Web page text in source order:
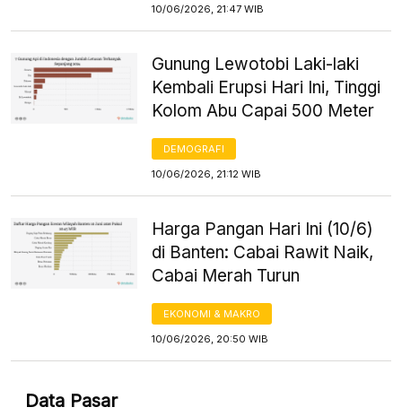
10/06/2026, 21:47 WIB
Gunung Lewotobi Laki-laki
Kembali Erupsi Hari Ini, Tinggi
Kolom Abu Capai 500 Meter
DEMOGRAFI
10/06/2026, 21:12 WIB
Harga Pangan Hari Ini (10/6)
di Banten: Cabai Rawit Naik,
Cabai Merah Turun
EKONOMI & MAKRO
10/06/2026, 20:50 WIB
Data Pasar